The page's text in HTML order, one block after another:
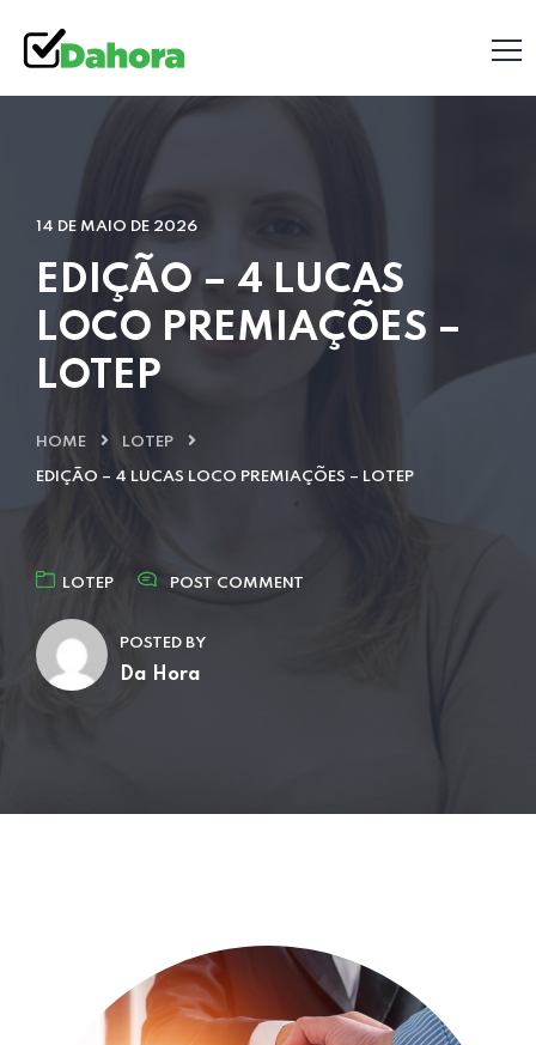
14 DE MAIO DE 2026
EDIÇÃO – 4 LUCAS
LOCO PREMIAÇÕES –
LOTEP
HOME LOTEP
EDIÇÃO – 4 LUCAS LOCO PREMIAÇÕES – LOTEP
LOTEP POST COMMENT
POSTED BY
Da Hora